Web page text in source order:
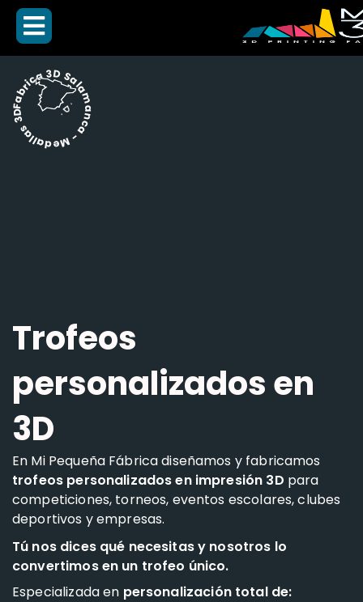
Fabrica 3D Salamanca - Medallas 3D -
Trofeos
personalizados en
3D
En Mi Pequeña Fábrica diseñamos y fabricamos
trofeos personalizados en impresión 3D para
competiciones, torneos, eventos escolares, clubes
deportivos y empresas.
Tú nos dices qué necesitas y nosotros lo
convertimos en un trofeo único.
Especializada en personalización total de: